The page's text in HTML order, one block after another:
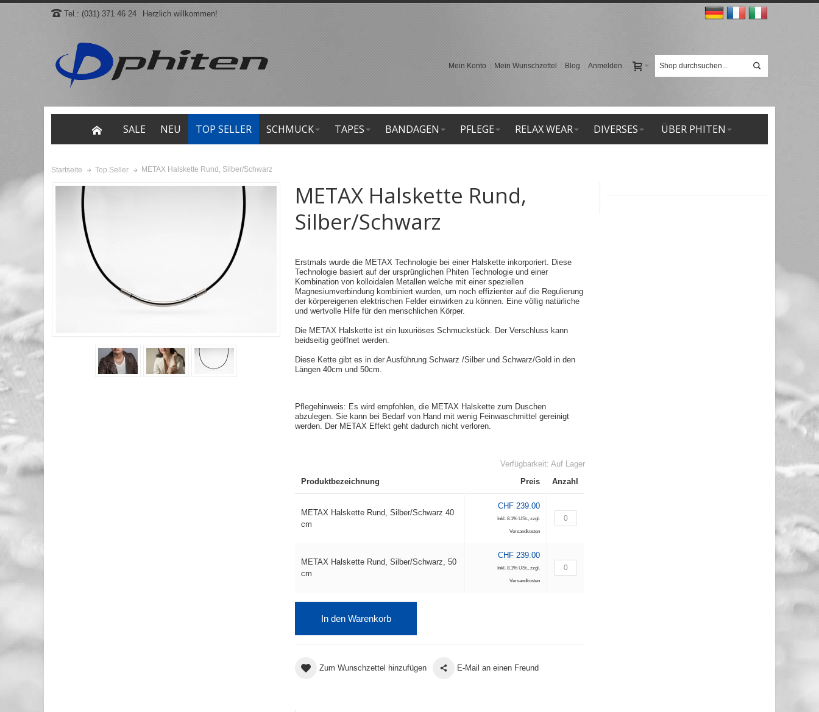
Tel.: (031) 371 46 24 Herzlich willkommen!
Mein Konto Mein Wunschzettel Blog Anmelden
SALE NEU TOP SELLER SCHMUCK TAPES BANDAGEN PFLEGE RELAX WEAR DIVERSES ÜBER PHITEN
Startseite Top Seller METAX Halskette Rund, Silber/Schwarz
METAX Halskette Rund,
Silber/Schwarz
Erstmals wurde die METAX Technologie bei einer Halskette inkorporiert. Diese
Technologie basiert auf der ursprünglichen Phiten Technologie und einer
Kombination von kolloidalen Metallen welche mit einer speziellen
Magnesiumverbindung kombiniert wurden, um noch effizienter auf die Regulierung
der körpereigenen elektrischen Felder einwirken zu können. Eine völlig natürliche
und wertvolle Hilfe für den menschlichen Körper.
Die METAX Halskette ist ein luxuriöses Schmuckstück. Der Verschluss kann
beidseitig geöffnet werden.
Diese Kette gibt es in der Ausführung Schwarz /Silber und Schwarz/Gold in den
Längen 40cm und 50cm.
Pflegehinweis: Es wird empfohlen, die METAX Halskette zum Duschen
abzulegen. Sie kann bei Bedarf von Hand mit wenig Feinwaschmittel gereinigt
werden. Der METAX Effekt geht dadurch nicht verloren.
Verfügbarkeit: Auf Lager
Produktbezeichnung
Preis Anzahl
METAX Halskette Rund, Silber/Schwarz 40
cm
CHF 239.00
Inkl. 8.1% USt. zzgl.
Versandkosten
METAX Halskette Rund, Silber/Schwarz, 50
cm
CHF 239.00
Inkl. 8.1% USt. zzgl.
Versandkosten
In den Warenkorb
Zum Wunschzettel hinzufügen E-Mail an einen Freund